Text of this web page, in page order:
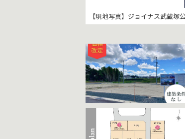
【現地写真】ジョイナス武蔵塚
【現地写真】ジョイナス武蔵塚
【前面道路を含む現地写真】ジ
【前面道路を含む現地写真】ジ
【区画図】ジョイナス武蔵塚公
【施工事例/注文住宅】“ネイビ
【施工事例/注文住宅】無垢材
【年間50棟限定の家づくり】
おり、お客様の一生に一度の大
【アフターサービス】分譲す
入居後」にも力を入れています。
【設備：床暖房】西部ガスグ
す。温風がでないのでクリーン
【ガス衣類乾燥機 乾太くん】
上がりに。また、電気式よりス
【省エネガス給湯器】（エコ
ないガス消費量で、効率よくお
【グッドデザイン賞 】グッド
【HOUSE OF THE YEAR 2024
【本社モデルルーム】LDK・畳
【打ち合わせルーム】キッズ
ができます。